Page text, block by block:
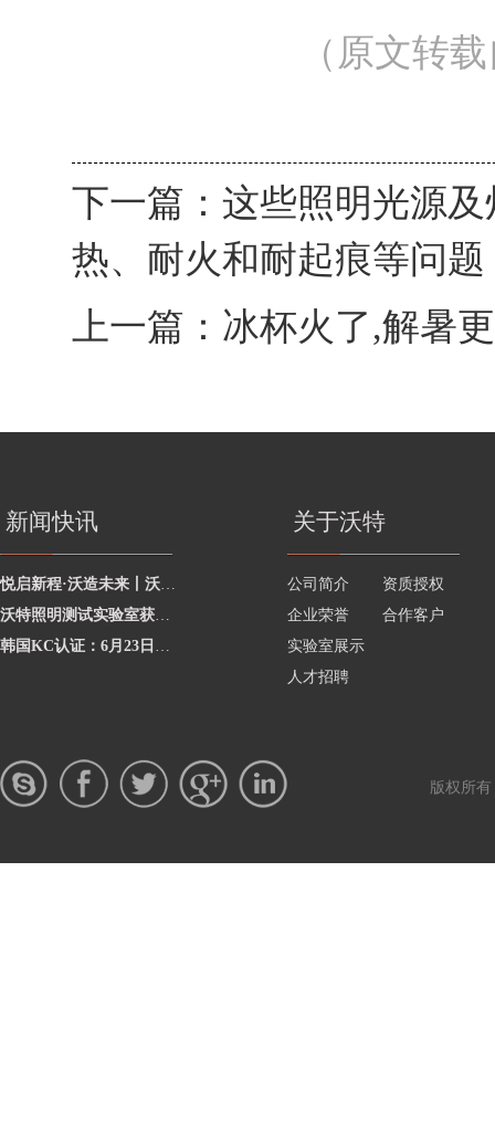
（原文转
下一篇： 这些照明光源
热、耐火和耐起痕等问题
上一篇： 冰杯火了,解暑
新闻快讯
悦启新程·沃造未来丨沃特学院2026年度讲师聘任暨2025年度优秀讲师颁奖活动圆
沃特照明测试实验室获澳洲灯具最新标准CNAS资质，助力企业合规出海澳洲市场
韩国KC认证：6月23日起将执行更严格的网络摄像头安全要求
关于沃特
公司简介
资质授权
企业荣誉
合作客户
实验室展示
人才招聘
版权所